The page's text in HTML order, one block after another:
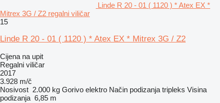
Linde R 20 - 01 ( 1120 ) * Atex EX *
Mitrex 3G / Z2 regalni viličar
15
Linde R 20 - 01 ( 1120 ) * Atex EX * Mitrex 3G / Z2
Cijena na upit
Regalni viličar
2017
3.928 m/č
Nosivost 2.000 kg Gorivo elektro Način podizanja tripleks Visina
podizanja 6,85 m